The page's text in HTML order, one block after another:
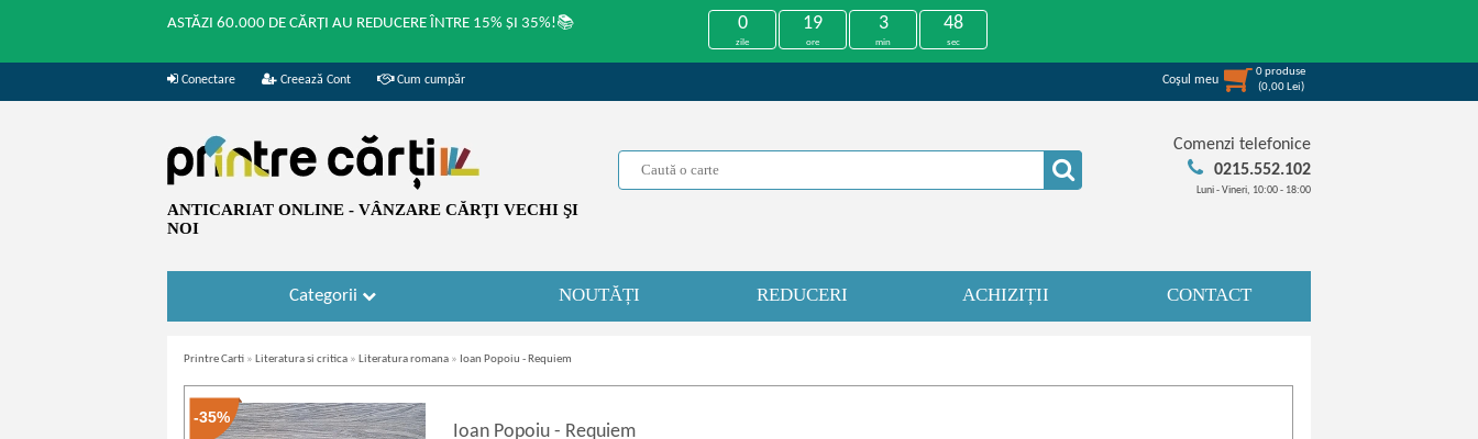
ASTĂZI 60.000 DE CĂRȚI AU REDUCERE ÎNTRE 15% ȘI 35%!📚 0
zile
19
ore
3
min
48
sec
Conectare Creează Cont Cum cumpăr Coşul meu
0produse
(0,00 Lei)
ANTICARIAT ONLINE - VÂNZARE CĂRŢI VECHI ŞI
NOI
Comenzi telefonice
0215.552.102
Luni - Vineri, 10:00 - 18:00
Categorii NOUTĂȚI REDUCERI ACHIZIȚII CONTACT
Printre Carti » Literatura si critica » Literatura romana » Ioan Popoiu - Requiem
-35%
Ioan Popoiu - Requiem